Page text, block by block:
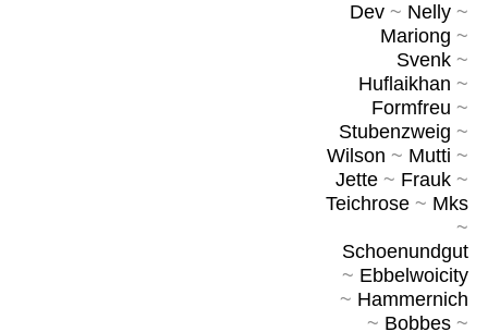
Dev~ Nelly~
Mariong ~
Svenk~
Huflaikhan ~
Formfreu ~
Stubenzweig ~
Wilson ~ Mutti ~
Jette~ Frauk~
Teichrose~ Mks
~
Schoenundgut
~ Ebbelwoicity
~ Hammernich
~ Bobbes~